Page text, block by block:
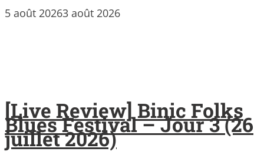
5 août 20263 août 2026
[Live Review] Binic Folks
Blues Festival – Jour 3 (26
juillet 2026)